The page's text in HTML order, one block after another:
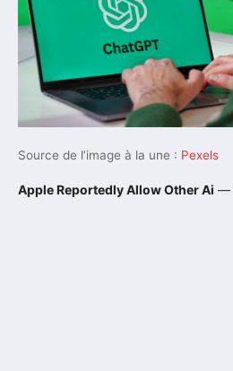
Source de l’image à la une : Pexels
Apple Reportedly Allow Other Ai —